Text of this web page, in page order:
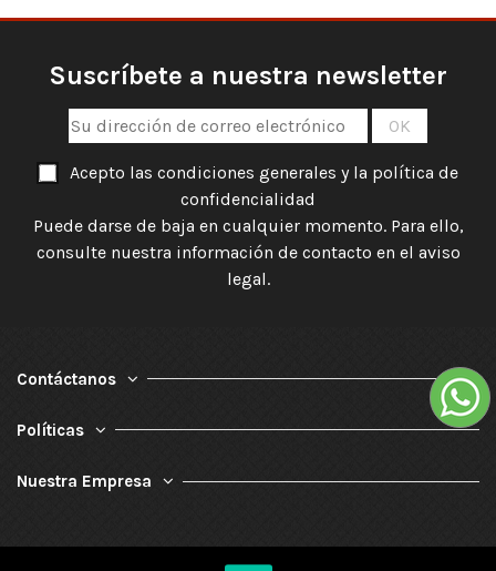
Suscríbete a nuestra newsletter
Acepto las condiciones generales y la política de
confidencialidad
Puede darse de baja en cualquier momento. Para ello,
consulte nuestra información de contacto en el aviso
legal.
Contáctanos
Políticas
Nuestra Empresa